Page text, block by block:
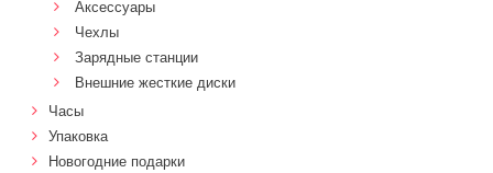
Аксессуары
Чехлы
Зарядные станции
Внешние жесткие диски
Часы
Упаковка
Новогодние подарки